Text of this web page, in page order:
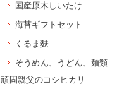
国産原木しいたけ
海苔ギフトセット
くるま麩
そうめん、うどん、麺類
頑固親父のコシヒカリ